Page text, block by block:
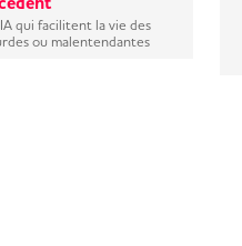
qui facilitent la vie des
ou malentendantes